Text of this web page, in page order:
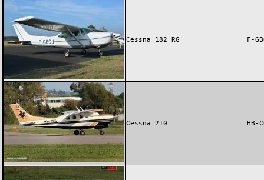
Cessna 182 RG F-
Cessna 210 HB-